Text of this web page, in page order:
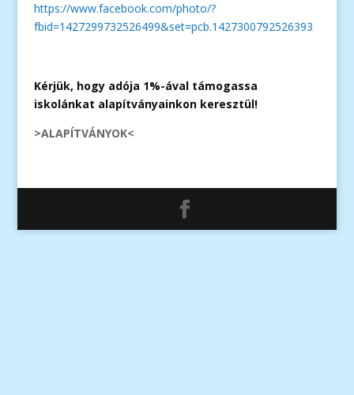
https://www.facebook.com/photo/?
fbid=1427299732526499&set=pcb.1427300792526393
Kérjük, hogy adója 1%-ával támogassa
iskolánkat alapítványainkon keresztül!
>ALAPÍTVÁNYOK<